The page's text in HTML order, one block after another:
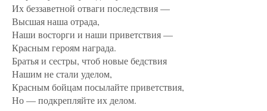
Их беззаветной отваги последствия —
Высшая наша отрада,
Наши восторги и наши приветствия —
Красным героям награда.
Братья и сестры, чтоб новые бедствия
Нашим не стали уделом,
Красным бойцам посылайте приветствия,
Но — подкрепляйте их делом.